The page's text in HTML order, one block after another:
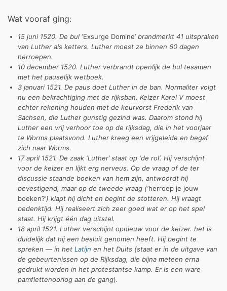
Wat vooraf ging:
15 juni 1520. De bul ‘Exsurge Domine’ brandmerkt 41 uitspraken
van Luther als ketters. Luther moest ze binnen 60 dagen
herroepen.
10 december 1520. Luther verbrandt openlijk de bul tesamen
met het pauselijk wetboek.
3 januari 1521. De paus doet Luther in de ban. Normaliter volgt
nu een bekrach­tiging met de rijksban. Keizer Karel V moest
echter rekening houden met de keurvorst Frederik van
Sachsen, die Luther gunstig gezind was. Daarom stond hij
Luther een vrij verhoor toe op de rijksdag, die in het voorjaar
te Worms plaatsvond. Luther kreeg een vrijgeleide en begaf
zich naar Worms.
17 april 1521. De zaak ‘Luther’ staat op ‘de rol’. Hij verschijnt
voor de keizer en lijkt erg nerveus. Op de vraag of de ter
discussie staande boeken van hem zijn, antwoordt hij
bevestigend, maar op de tweede vraag (‘herroep je jouw
boeken?’) klapt hij dicht en begint de stotteren. Hij vraagt
bedenktijd. Hij realiseert zich zeer goed wat er op het spel
staat. Hij krijgt één dag uitstel.
18 april 1521. Luther verschijnt opnieuw voor de keizer. het is
duidelijk dat hij een besluit genomen heeft. Hij begint te
spreken — in het Latijn en het Duits (staat er in de uitgave van
de gebeurtenissen op de Rijksdag, die bijna meteen erna
gedrukt worden in het protestantse kamp. Er is een ware
pamflettenoorlog aan de gang).